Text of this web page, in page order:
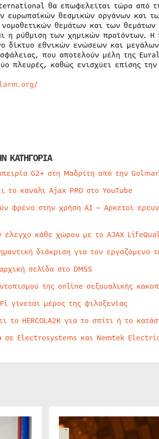
θα επωφελείται τώρα από
ευρωπαϊκών θεσμικών οργάνων και
θεμάτων και των
η ρύθμιση των χημικών
δίκτυο εθνικών ενώσεων και
που αποτελούν μέλη της
πλευρές, καθώς ενισχύει επίσης
ΚΑΤΗΓΟΡΙΑ
G2+ στη Μαδρίτη από την Golmar
το κανάλι Ajax PRO στο YouTube
φρένο στην χρήση AI – Αρκετοί
έλεγχο κάθε χώρου με το AJAX
διάκριση για τον εργαζόμενο
σελίδα στο DMSS
της online σεξουαλικής
γίνεται μέρος της φιλοξενίας
το HERCOLA2K για το σπίτι ή το
σε Electrosystems και Nemtek